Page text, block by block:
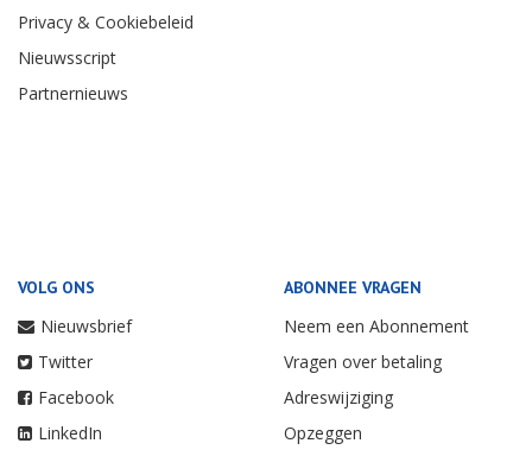
Privacy & Cookiebeleid
Nieuwsscript
Partnernieuws
VOLG ONS
Nieuwsbrief
Twitter
Facebook
LinkedIn
ABONNEE VRAGEN
Neem een Abonnement
Vragen over betaling
Adreswijziging
Opzeggen